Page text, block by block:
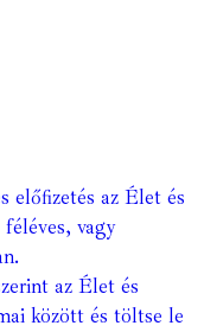
előfizetés az Élet és
vagy
az Élet és
között és töltse le